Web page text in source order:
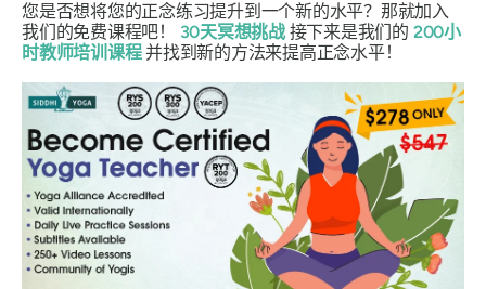
您是否想将您的正念练习提升到一个新的水平？那就加入
我们的免费课程吧！ 30天冥想挑战接下来是我们的 200小
时教师培训课程并找到新的方法来提高正念水平！